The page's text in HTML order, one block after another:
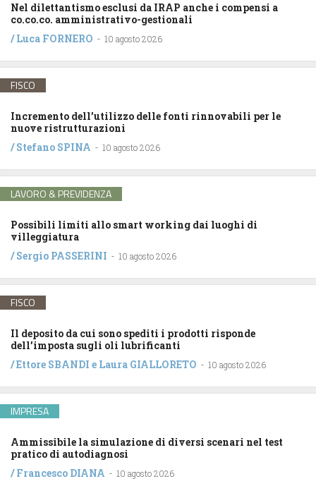
Nel dilettantismo esclusi da IRAP anche i compensi a
co.co.co. amministrativo-gestionali
/Luca FORNERO - 10 agosto 2026
FISCO
Incremento dell’utilizzo delle fonti rinnovabili per le
nuove ristrutturazioni
/Stefano SPINA - 10 agosto 2026
LAVORO & PREVIDENZA
Possibili limiti allo smart working dai luoghi di
villeggiatura
/Sergio PASSERINI - 10 agosto 2026
FISCO
Il deposito da cui sono spediti i prodotti risponde
dell’imposta sugli oli lubrificanti
/Ettore SBANDI e Laura GIALLORETO - 10 agosto 2026
IMPRESA
Ammissibile la simulazione di diversi scenari nel test
pratico di autodiagnosi
/Francesco DIANA - 10 agosto 2026